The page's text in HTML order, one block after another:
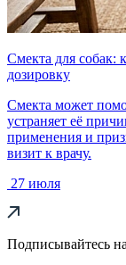
Смекта для собак:
дозировку
Смекта может
устраняет её
применения и
визит к врачу.
27 июля
Подписывайтесь